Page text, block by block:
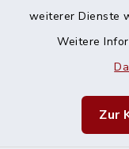
weiterer Dienste
Weitere
Zur